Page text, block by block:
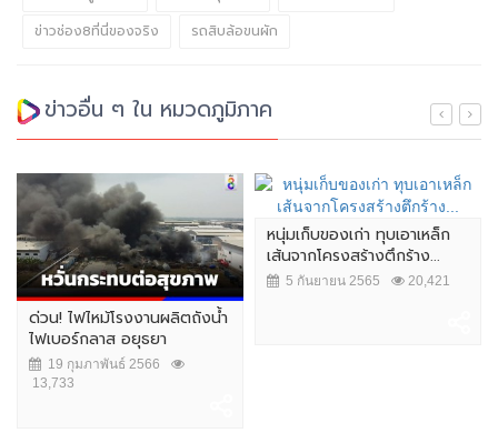
ข่าวช่อง8ที่นี่ของจริง
รถสิบล้อขนผัก
ข่าวอื่น ๆ ใน หมวดภูมิภาค
ด่วน! ไฟไหม้โรงงานผลิตถังน้ำ
ไฟเบอร์กลาส อยุธยา
19 กุมภาพันธ์ 2566
13,733
หนุ่มเก็บของเก่า ทุบเอาเหล็ก
เส้นจากโครงสร้างตึกร้าง...
5 กันยายน 2565 20,421